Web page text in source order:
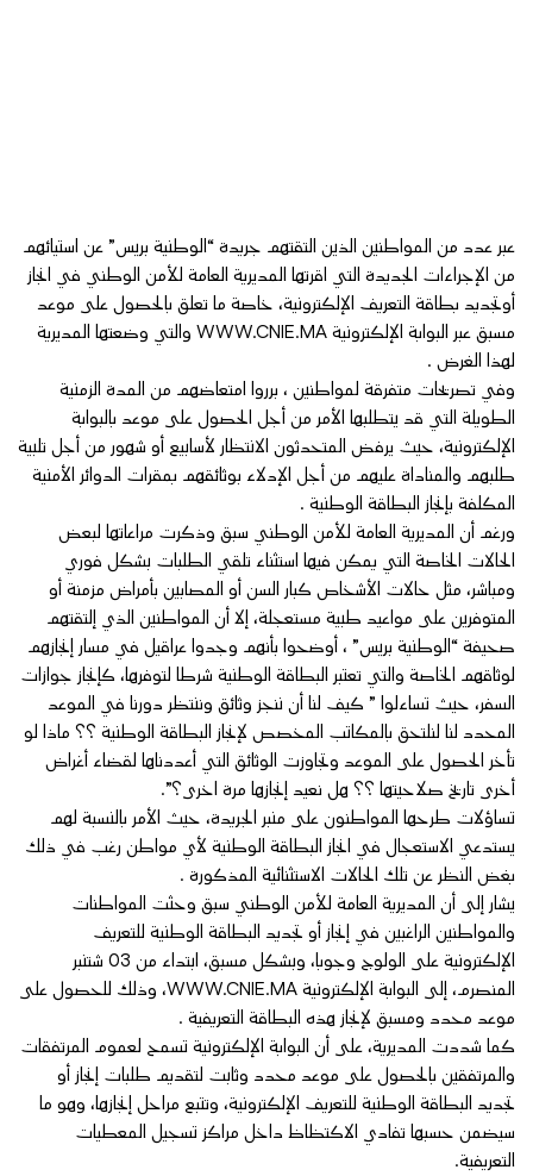
عبر عدد من المواطنين الذين التقتهم جريدة “الوطنية بريس” عن استيائهم
من الإجراءات الجديدة التي اقرتها المديرية العامة للأمن الوطني في انجاز
أوتجديد بطاقة التعريف الإلكترونية، خاصة ما تعلق بالحصول على موعد
مسبق عبر البوابة الإلكترونية WWW.CNIE.MA والتي وضعتها المديرية
لهذا الغرض .
وفي تصريحات متفرقة لمواطنين ، برروا امتعاضهم من المدة الزمنية
الطويلة التي قد يتطلبها الأمر من أجل الحصول على موعد بالبوابة
الإلكترونية، حيث يرفض المتحدثون الانتظار لأسابيع أو شهور من أجل تلبية
طلبهم والمناداة عليهم من أجل الإدلاء بوثائقهم بمقرات الدوائر الأمنية
المكلفة بإنجاز البطاقة الوطنية .
ورغم أن المديرية العامة للأمن الوطني سبق وذكرت مراعاتها لبعض
الحالات الخاصة التي يمكن فيها استثناء تلقي الطلبات بشكل فوري
ومباشر، مثل حالات الأشخاص كبار السن أو المصابين بأمراض مزمنة أو
المتوفرين على مواعيد طبية مستعجلة، إلا أن المواطنين الذي إلتقتهم
صحيفة “الوطنية بريس” ، أوضحوا بأنهم وجدوا عراقيل في مسار إنجازهم
لوثاقهم الخاصة والتي تعتبر البطاقة الوطنية شرطا لتوفرها، كإنجاز جوازات
السفر، حيث تساءلوا ” كيف لنا أن ننجز وثائق وننتظر دورنا في الموعد
المحدد لنا لنلتحق بالمكاتب المخصص لإنجاز البطاقة الوطنية ؟؟ ماذا لو
تأخر الحصول على الموعد وتجاوزت الوثائق التي أعددناها لقضاء أغراض
أخرى تاريخ صلاحيتها ؟؟ هل نعيد إنجازها مرة اخرى؟”.
تساؤلات طرحها المواطنون على منبر الجريدة، حيث الأمر بالنسبة لهم
يستدعي الاستعجال في انجاز البطاقة الوطنية لأي مواطن رغب في ذلك
بغض النظر عن تلك الحالات الاستثنائية المذكورة .
يشار إلى أن المديرية العامة للأمن الوطني سبق وحثت المواطنات
والمواطنين الراغبين في إنجاز أو تجديد البطاقة الوطنية للتعريف
الإلكترونية على الولوج وجوبا، وبشكل مسبق، ابتداء من 03 شتنبر
المنصرم، إلى البوابة الإلكترونية WWW.CNIE.MA، وذلك للحصول على
موعد محدد ومسبق لإنجاز هذه البطاقة التعريفية .
كما شددت المديرية، على أن البوابة الإلكترونية تسمح لعموم المرتفقات
والمرتفقين بالحصول على موعد محدد وثابت لتقديم طلبات إنجاز أو
تجديد البطاقة الوطنية للتعريف الإلكترونية، وتتبع مراحل إنجازها، وهو ما
سيضمن حسبها تفادي الاكتظاظ داخل مراكز تسجيل المعطيات
التعريفية.